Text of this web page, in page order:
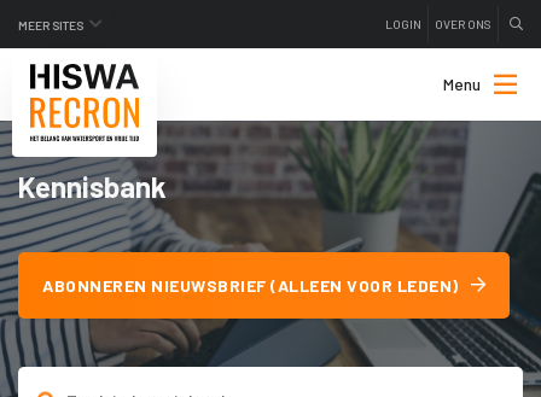
MEER SITES LOGIN OVER ONS
Menu
Kennisbank
ABONNEREN NIEUWSBRIEF (ALLEEN VOOR LEDEN)